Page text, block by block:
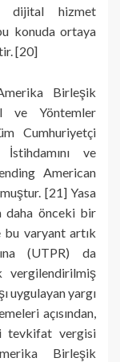
dijital hizmet
konuda ortaya
[20]
Birleşik
ve Yöntemler
Cumhuriyetçi
ve
American
[21] Yasa
daha önceki bir
bu varyant artık
(UTPR) da
vergilendirilmiş
uygulayan yargı
açısından,
tevkifat vergisi
Birleşik